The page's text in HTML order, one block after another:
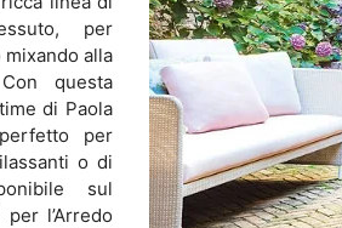
per
alla
questa
di Paola
per
o di
sul
l’Arredo